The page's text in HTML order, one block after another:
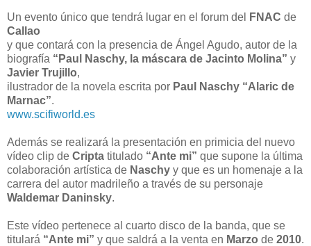
Un evento único que tendrá lugar en el forum del FNAC de
Callao
y que contará con la presencia de Ángel Agudo, autor de la
biografía “Paul Naschy, la máscara de Jacinto Molina” y
Javier Trujillo,
ilustrador de la novela escrita por Paul Naschy “Alaric de
Marnac”.
www.scifiworld.es
Además se realizará la presentación en primicia del nuevo
vídeo clip de Cripta titulado “Ante mi” que supone la última
colaboración artística de Naschy y que es un homenaje a la
carrera del autor madrileño a través de su personaje
Waldemar Daninsky.
Este vídeo pertenece al cuarto disco de la banda, que se
titulará “Ante mi” y que saldrá a la venta en Marzo de 2010.